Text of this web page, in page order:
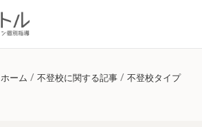
ホーム / 不登校に関する記事 / 不登校タイプ